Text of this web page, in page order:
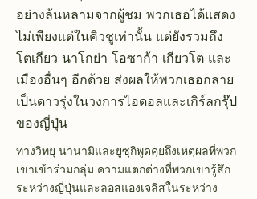
อย่างล้นหลามจากผู้ชม พวกเธอได้แสดง
ไม่เพียงแต่ในคิวชูเท่านั้น แต่ยังรวมถึง
โตเกียว นาโกย่า โอซาก้า เกียวโต และ
เมืองอื่นๆ อีกด้วย ส่งผลให้พวกเธอกลาย
เป็นดาวรุ่งในวงการไอดอลและเกิร์ลกรุ๊ป
ของญี่ปุ่น
ทางวิทยุ นานามิและยูซุกิพูดคุยถึงเหตุผลที่พวก
เขาเข้าร่วมกลุ่ม ความแตกต่างที่พวกเขารู้สึก
ระหว่างญี่ปุ่นและลอสแองเจลิสในระหว่าง